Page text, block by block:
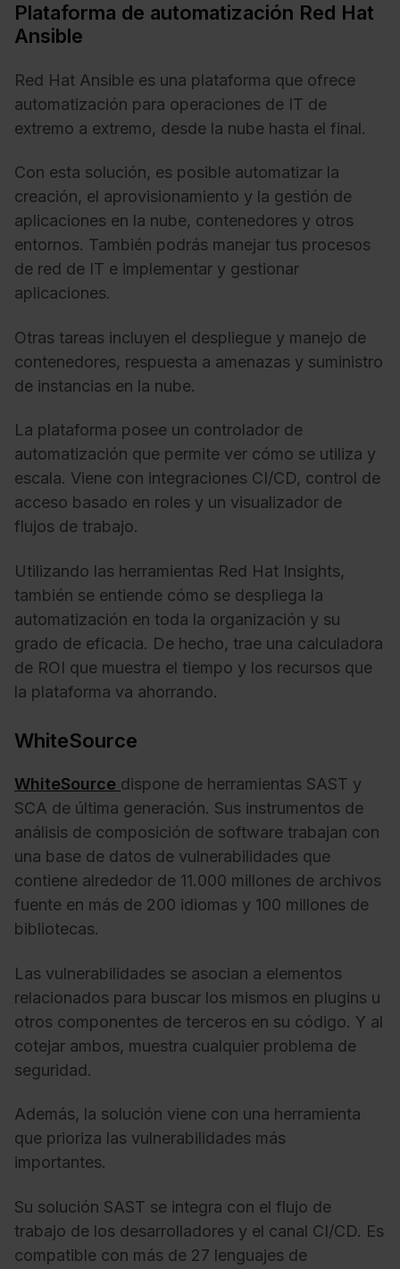
Plataforma de automatización Red Hat
Ansible
Red Hat Ansible es una plataforma que ofrece
automatización para operaciones de IT de
extremo a extremo, desde la nube hasta el final.
Con esta solución, es posible automatizar la
creación, el aprovisionamiento y la gestión de
aplicaciones en la nube, contenedores y otros
entornos. También podrás manejar tus procesos
de red de IT e implementar y gestionar
aplicaciones.
Otras tareas incluyen el despliegue y manejo de
contenedores, respuesta a amenazas y suministro
de instancias en la nube.
La plataforma posee un controlador de
automatización que permite ver cómo se utiliza y
escala. Viene con integraciones CI/CD, control de
acceso basado en roles y un visualizador de
flujos de trabajo.
Utilizando las herramientas Red Hat Insights,
también se entiende cómo se despliega la
automatización en toda la organización y su
grado de eficacia. De hecho, trae una calculadora
de ROI que muestra el tiempo y los recursos que
la plataforma va ahorrando.
WhiteSource
WhiteSource dispone de herramientas SAST y
SCA de última generación. Sus instrumentos de
análisis de composición de software trabajan con
una base de datos de vulnerabilidades que
contiene alrededor de 11.000 millones de archivos
fuente en más de 200 idiomas y 100 millones de
bibliotecas.
Las vulnerabilidades se asocian a elementos
relacionados para buscar los mismos en plugins u
otros componentes de terceros en su código. Y al
cotejar ambos, muestra cualquier problema de
seguridad.
Además, la solución viene con una herramienta
que prioriza las vulnerabilidades más
importantes.
Su solución SAST se integra con el flujo de
trabajo de los desarrolladores y el canal CI/CD. Es
compatible con más de 27 lenguajes de